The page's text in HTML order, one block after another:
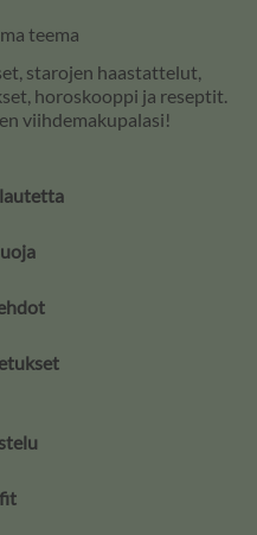
teema
starojen haastattelut,
horoskooppi ja reseptit.
viihdemakupalasi!